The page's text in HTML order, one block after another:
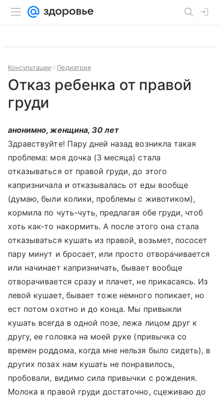
Консультации Педиатрия
Отказ ребенка от правой
груди
анонимно, женщина, 30 лет
Здравствуйте! Пару дней назад возникла такая
проблема: моя дочка (3 месяца) стала
отказываться от правой груди, до этого
капризничала и отказывалась от еды вообще
(думаю, были колики, проблемы с животиком),
кормила по чуть-чуть, предлагая обе груди, чтоб
хоть как-то накормить. А после этого она стала
отказываться кушать из правой, возьмет, пососет
пару минут и бросает, или просто отворачивается
или начинает капризничать, бывает вообще
отворачивается сразу и плачет, не прикасаясь. Из
левой кушает, бывает тоже немного попикает, но
ест потом охотно и до конца. Мы привыкли
кушать всегда в одной позе, лежа лицом друг к
другу, ее головка на моей руке (привычка со
времен роддома, когда мне нельзя было сидеть), в
других позах нам кушать не понравилось,
пробовали, видимо сила привычки с рождения.
Молока в правой груди достаточно, сцеживаю до